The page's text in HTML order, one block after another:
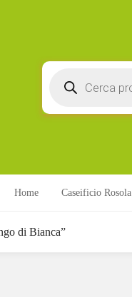
search
Home Caseificio Rosola
di Bianca”